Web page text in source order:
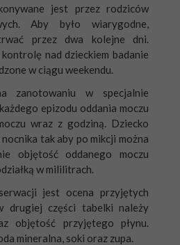
jest przez rodziców
Aby było wiarygodne,
przez dwa kolejne dni.
nad dzieckiem badanie
w ciągu weekendu.
zanotowaniu w specjalnie
epizodu oddania moczu
wraz z godziną. Dziecko
tak aby po mikcji można
objętość oddanego moczu
w mililitrach.
jest ocena przyjętych
drugiej części tabelki należy
objętość przyjętego płynu.
mineralna, soki oraz zupa.